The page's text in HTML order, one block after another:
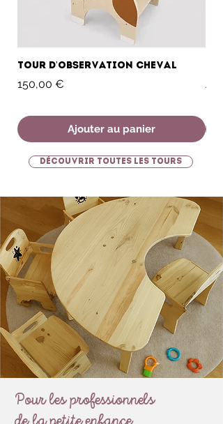
Tour d'observation Cheval
Prix
150,00 €
Ajouter au panier
À
Découvrir toutes les tours
Pour les professionnels